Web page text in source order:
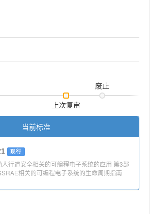
上次复审
废止
当前标准
现行
行道安全相关的可编程电子系统的应用 第3部
相关的可编程电子系统的生命周期指南